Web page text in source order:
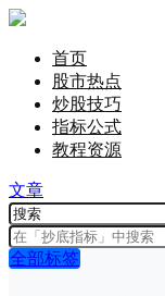
首页
股市热点
炒股技巧
指标公式
教程资源
文章
全部标签